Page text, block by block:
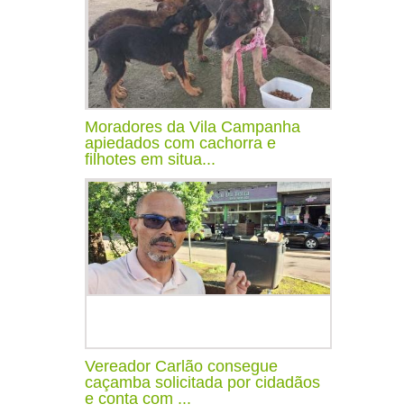
Moradores da Vila Campanha
apiedados com cachorra e
filhotes em situa...
Vereador Carlão consegue
caçamba solicitada por cidadãos
e conta com ...